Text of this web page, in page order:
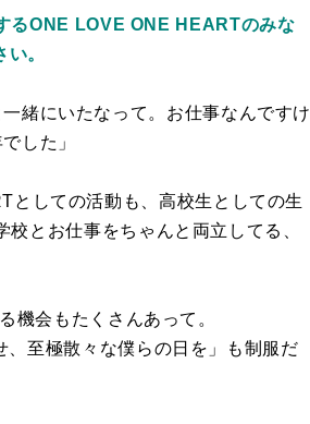
るONE LOVE ONE HEARTのみな
。
緒にいたなって。お仕事なんですけ
した」
としての活動も、高校生としての生
とお仕事をちゃんと両立してる、
機会もたくさんあって。
至極散々な僕らの日を」も制服だ